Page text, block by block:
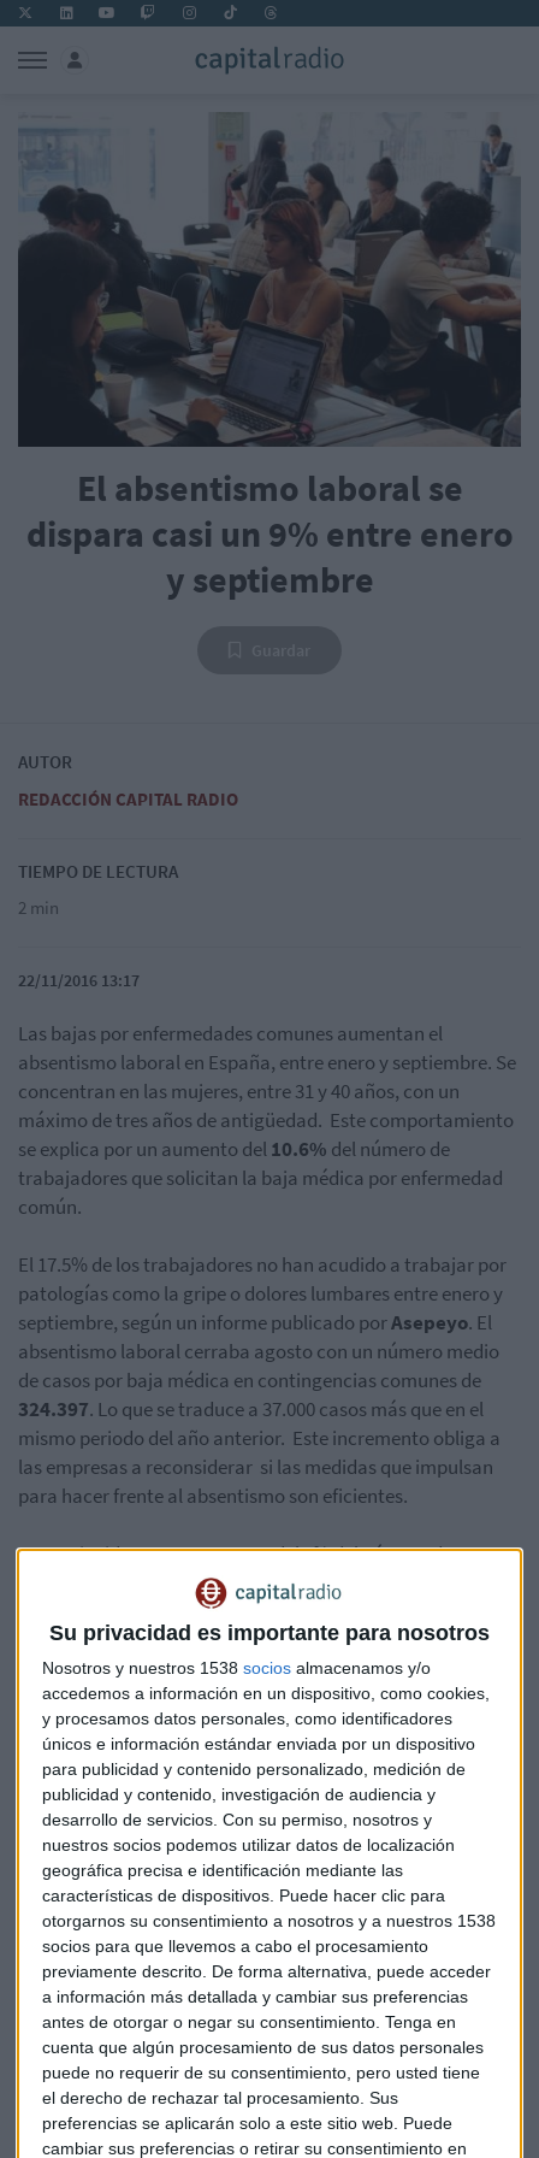
Su privacidad es importante para nosotros
Nosotros y nuestros 1538 socios almacenamos y/o
accedemos a información en un dispositivo, como cookies,
y procesamos datos personales, como identificadores
únicos e información estándar enviada por un dispositivo
para publicidad y contenido personalizado, medición de
publicidad y contenido, investigación de audiencia y
desarrollo de servicios. Con su permiso, nosotros y
nuestros socios podemos utilizar datos de localización
geográfica precisa e identificación mediante las
características de dispositivos. Puede hacer clic para
otorgarnos su consentimiento a nosotros y a nuestros 1538
socios para que llevemos a cabo el procesamiento
previamente descrito. De forma alternativa, puede acceder
a información más detallada y cambiar sus preferencias
antes de otorgar o negar su consentimiento. Tenga en
cuenta que algún procesamiento de sus datos personales
puede no requerir de su consentimiento, pero usted tiene
el derecho de rechazar tal procesamiento. Sus
preferencias se aplicarán solo a este sitio web. Puede
cambiar sus preferencias o retirar su consentimiento en
El absentismo laboral se
dispara casi un 9% entre enero
y septiembre
AUTOR
REDACCIÓN CAPITAL RADIO
TIEMPO DE LECTURA
2 min
22/11/2016 13:17
Las bajas por enfermedades comunes aumentan el
absentismo laboral en España, entre enero y septiembre. Se
concentran en las mujeres, entre 31 y 40 años, con un
máximo de tres años de antigüedad. Este comportamiento
se explica por un aumento del10.6% del número de
trabajadores que solicitan la baja médica por enfermedad
común.
El 17.5% de los trabajadores no han acudido a trabajar por
patologías como la gripe o dolores lumbares entre enero y
septiembre, según un informe publicado porAsepeyo. El
absentismo laboral cerraba agosto con un número medio
de casos por baja médica en contingencias comunes de
324.397. Lo que se traduce a 37.000 casos más que en el
mismo periodo del año anterior. Este incremento obliga a
las empresas a reconsiderar si las medidas que impulsan
para hacer frente al absentismo son eficientes.
Esto coincide con un aumento del 3% del número de
afiliados a la seguridad social. La tendencia indica que a
mayor número de parados, más miedo por acogerse a la
baja médica. Pero cuando el empleo crece, el temor
disminuye y aumenta el absentismo laboral, según explica
subdirector de Asepeyo, Ricardo Alfaro.
Entre los sectores con más trabajadores que piden la baja
por enfermedades comunes, destaca el de actividades
sanitarias y servicios sociales. Este grupo crece un 7% en el
acumulado de septiembre y en comparación con el mismo
periodo de 2015. Mientras, los empleados del sector
científico y técnico son los que menos bajas médicas
solicitan.
El dato sobre el sexo es relevante ya que las mujeres son las
que más bajas piden por patologías comunes, pese a que
hay un mayor número de hombres con empleo. En total, un
55% de las mujeres afiliadas a Asepeyo ha padecido un
proceso de baja durante enero y septiembre. También Alfaro
hace hincapié en el tiempo que lleva el trabajador en la